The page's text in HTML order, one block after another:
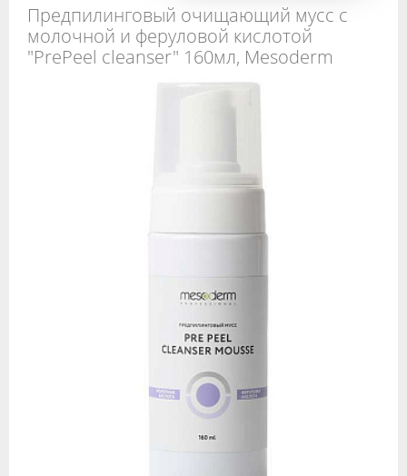
Предпилинговый очищающий мусс с
молочной и феруловой кислотой
"PrePeel cleanser" 160мл, Mesoderm